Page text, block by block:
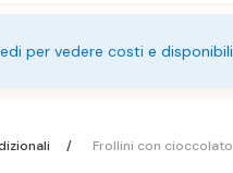
per vedere costi e
Frollini con